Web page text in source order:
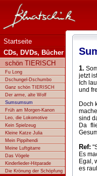
Bluatschink - Sumsumsum
Startseite
CDs, DVDs, Bücher
schön TIERISCH
Fu Long
Dschungel-Dschumbo
Ganz schön TIERISCH
Der arme, alte Wolf
Sumsumsum
Früh am Morgen-Kanon
Leo, die Lokomotive
Kein Spielzeug
Kleine Katze Julia
Mein Pippihendi
Meine Luftgitarre
Das Vögele
Kinderlieder-Hitparade
Die Krönung der Schöpfung
1.
jetzt
Ich
und
Doch
sind
Da
Ref:
Es
Egal,
es